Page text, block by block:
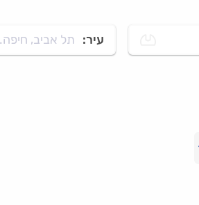
עיר: תל אביב,